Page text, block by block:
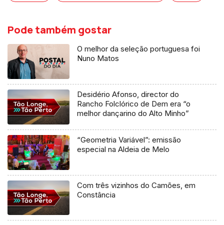
Pode também gostar
O melhor da seleção portuguesa foi
Nuno Matos
Desidério Afonso, director do
Rancho Folclórico de Dem era “o
melhor dançarino do Alto Minho”
“Geometria Variável”: emissão
especial na Aldeia de Melo
Com três vizinhos do Camões, em
Constância